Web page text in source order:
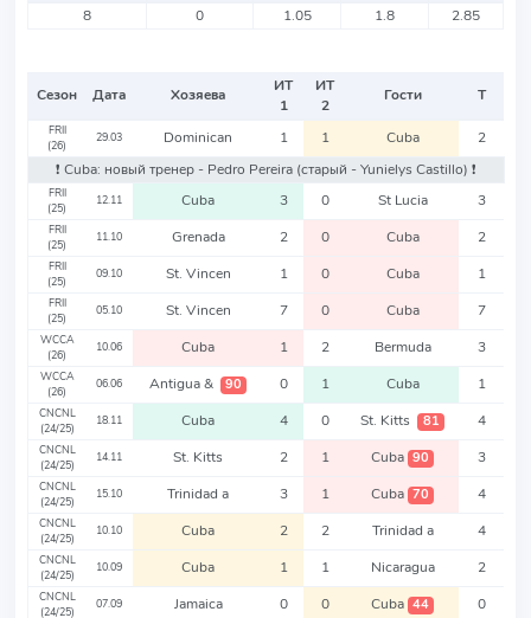
8
0 1.05 1.8 2.85
Сезон Дата Хозяева
ИТ
1
ИТ
2
Гости Т
FRII
(26)
29.03 Dominican 1 1 Cuba
2
❗️ Cuba: новый тренер - Pedro Pereira (старый - Yunielys Castillo) ❗️
FRII
(25)
12.11 Cuba 3 0 St Lucia 3
FRII
(25)
11.10 Grenada 2 0 Cuba 2
FRII
(25)
09.10 St. Vincen 1 0 Cuba 1
FRII
(25)
05.10 St. Vincen 7 0 Cuba 7
WCCA
(26)
10.06 Cuba 1 2 Bermuda 3
WCCA
(26)
06.06 Antigua & 90 0 1 Cuba 1
CNCNL
(24/25)
18.11 Cuba 4 0 St. Kitts 81 4
CNCNL
(24/25)
14.11 St. Kitts 2 1 Cuba 90 3
CNCNL
(24/25)
15.10 Trinidad a 3 1 Cuba 70 4
CNCNL
(24/25)
10.10 Cuba 2 2 Trinidad a 4
CNCNL
(24/25)
10.09 Cuba 1 1 Nicaragua 2
CNCNL
(24/25)
07.09 Jamaica 0 0 Cuba 44 0